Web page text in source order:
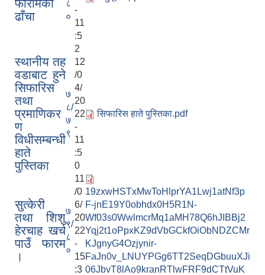
फारामको
ढाँचा
८
०
-
11
:5
2
स्थानीय तह
वडाबाट हुने
सिफारिस
तथा
प्रमाणिकर
ण
विधीसम्बन्धी
हाते
पुस्तिका
७
८/
७
९
12
/0
4/
20
22
-
11
:5
0
सिफारिस हाते पुस्तिका.pdf
सुत्केरी
तथा शिशु
हेरचाह खर्च
पाउँ फारम
।
७
९/
८
०
11
/0
6/
20
22
-
15
:3
19zxwHSTxMwToHlprYA1Lwj1atNf3p
F-jnE19Y0obhdx0H5R1N-
Wf03s0WwlmcrMq1aMH78Q6hJIBBj2
Yqj2t1oPpxKZ9dVbGCkfOiObNDZCMr
KJgnyG4Ozjynir-
FaJn0v_LNUYPGg6TT2SeqDGbuuXJi
06JbvT8lAo9kranRTlwFRF9dCTtVuK